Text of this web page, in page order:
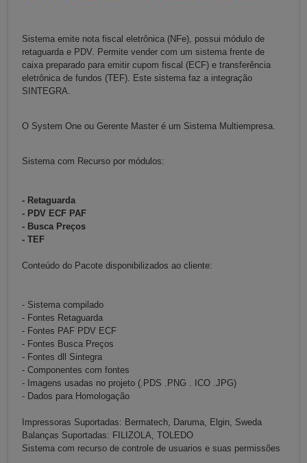
Sistema emite nota fiscal eletrônica (NFe), possui módulo de
retaguarda e PDV. Permite vender com um sistema frente de
caixa preparado para emitir cupom fiscal (ECF) e transferência
eletrônica de fundos (TEF). Este sistema faz a integração
SINTEGRA.
O System One ou Gerente Master é um Sistema Multiempresa.
Sistema com Recurso por módulos:
- Retaguarda
- PDV ECF PAF
- Busca Preços
- TEF
Conteúdo do Pacote disponibilizados ao cliente:
- Sistema compilado
- Fontes Retaguarda
- Fontes PAF PDV ECF
- Fontes Busca Preços
- Fontes dll Sintegra
- Componentes com fontes
- Imagens usadas no projeto (.PDS .PNG . ICO .JPG)
- Dados para Homologação
Impressoras Suportadas: Bermatech, Daruma, Elgin, Sweda
Balanças Suportadas: FILIZOLA, TOLEDO
Sistema com recurso de controle de usuarios e suas permissões